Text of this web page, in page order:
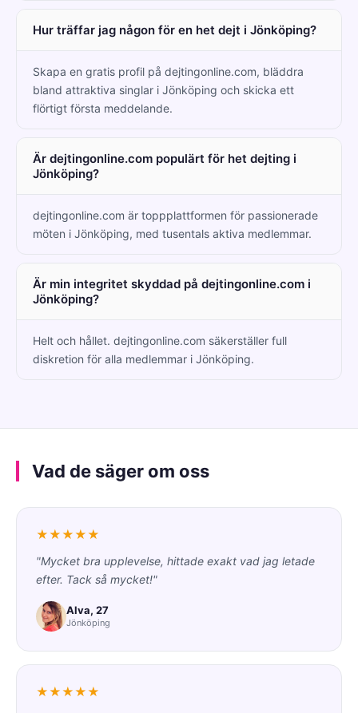
Hur träffar jag någon för en het dejt i Jönköping?
Skapa en gratis profil på dejtingonline.com, bläddra
bland attraktiva singlar i Jönköping och skicka ett
flörtigt första meddelande.
Är dejtingonline.com populärt för het dejting i
Jönköping?
dejtingonline.com är toppplattformen för passionerade
möten i Jönköping, med tusentals aktiva medlemmar.
Är min integritet skyddad på dejtingonline.com i
Jönköping?
Helt och hållet. dejtingonline.com säkerställer full
diskretion för alla medlemmar i Jönköping.
Vad de säger om oss
★★★★★
"Mycket bra upplevelse, hittade exakt vad jag letade
efter. Tack så mycket!"
Alva, 27
Jönköping
★★★★★